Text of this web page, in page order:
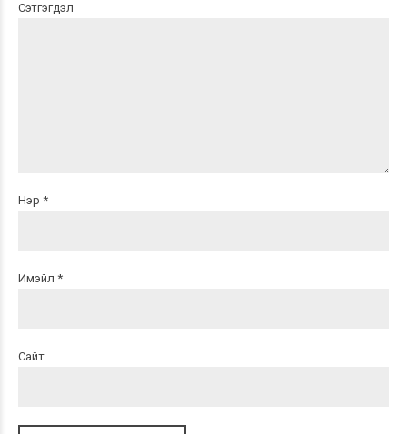
Сэтгэгдэл
Нэр *
Имэйл *
Сайт